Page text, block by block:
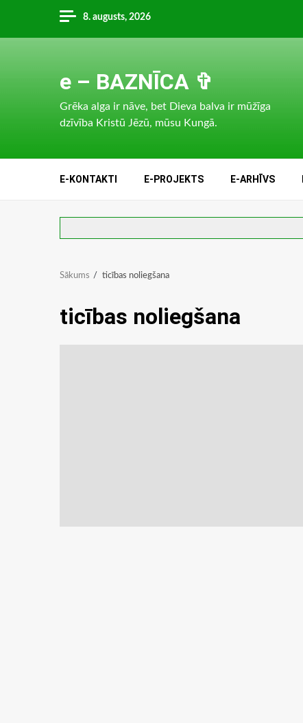
content
8. augusts, 2026
e – BAZNĪCA ✞
Grēka alga ir nāve, bet Dieva balva ir mūžīga
dzīvība Kristū Jēzū, mūsu Kungā.
E-KONTAKTI E-PROJEKTS E-ARHĪVS
Sākums ticības noliegšana
ticības noliegšana